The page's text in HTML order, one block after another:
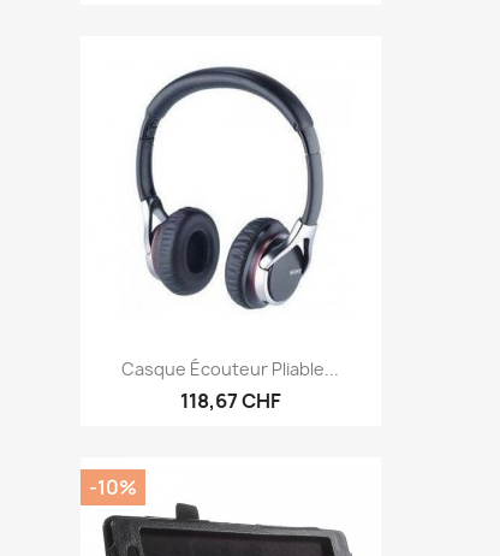
Aperçu rapide
Casque Écouteur Pliable...
118,67 CHF
-10%